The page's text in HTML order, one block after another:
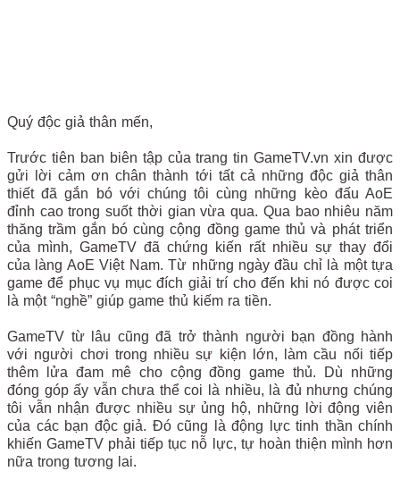
Quý độc giả thân mến,
Trước tiên ban biên tập của trang tin GameTV.vn xin được
gửi lời cảm ơn chân thành tới tất cả những độc giả thân
thiết đã gắn bó với chúng tôi cùng những kèo đấu AoE
đỉnh cao trong suốt thời gian vừa qua. Qua bao nhiêu năm
thăng trầm gắn bó cùng cộng đồng game thủ và phát triển
của mình, GameTV đã chứng kiến rất nhiều sự thay đổi
của làng AoE Việt Nam. Từ những ngày đầu chỉ là một tựa
game để phục vụ mục đích giải trí cho đến khi nó được coi
là một “nghề” giúp game thủ kiếm ra tiền.
GameTV từ lâu cũng đã trở thành người bạn đồng hành
với người chơi trong nhiều sự kiện lớn, làm cầu nối tiếp
thêm lửa đam mê cho cộng đồng game thủ. Dù những
đóng góp ấy vẫn chưa thể coi là nhiều, là đủ nhưng chúng
tôi vẫn nhận được nhiều sự ủng hộ, những lời động viên
của các bạn độc giả. Đó cũng là động lực tinh thần chính
khiến GameTV phải tiếp tục nỗ lực, tự hoàn thiện mình hơn
nữa trong tương lai.